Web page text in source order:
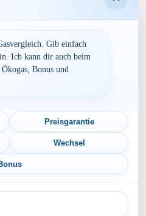
Gib einfach
Ich kann dir auch beim
Bonus und
Preisgarantie
Wechsel